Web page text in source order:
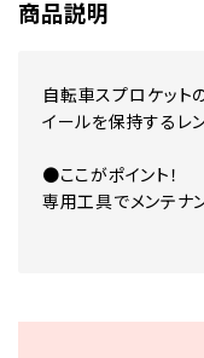
商品説明
自転車スプロケット
イールを保持するレン
●ここがポイント！
専用工具でメンテナン